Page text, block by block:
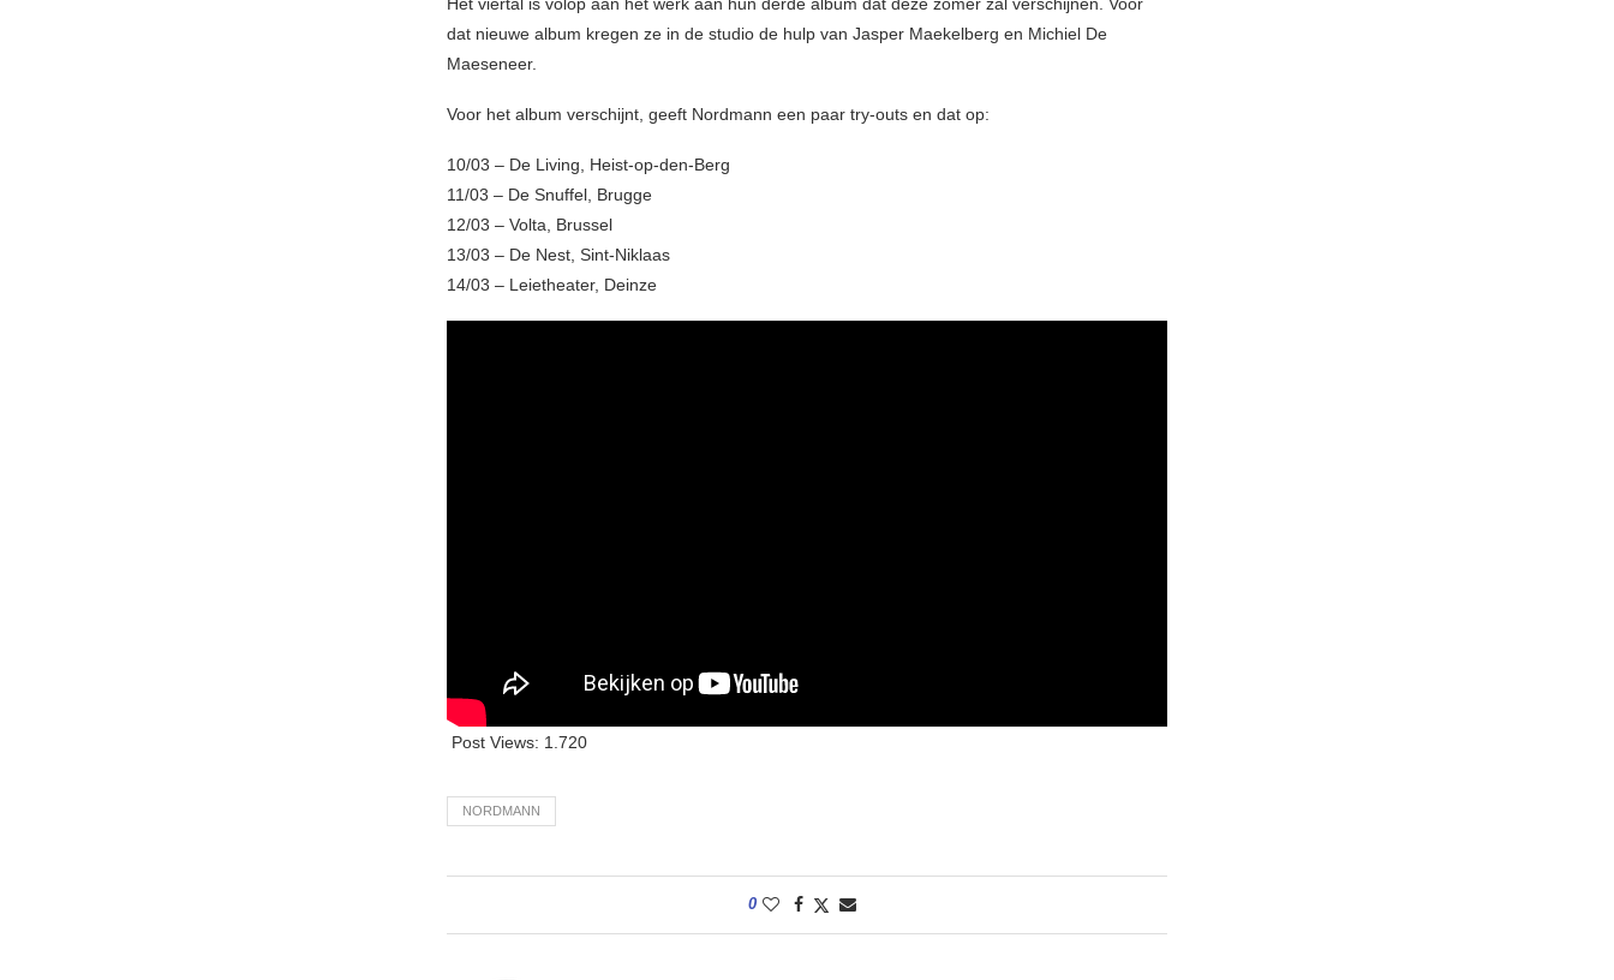
dat nieuwe album kregen ze in de studio de hulp van Jasper Maekelberg en Michiel De
Maeseneer.
Voor het album verschijnt, geeft Nordmann een paar try-outs en dat op:
10/03 – De Living, Heist-op-den-Berg
11/03 – De Snuffel, Brugge
12/03 – Volta, Brussel
13/03 – De Nest, Sint-Niklaas
14/03 – Leietheater, Deinze
Post Views: 1.720
NORDMANN
0